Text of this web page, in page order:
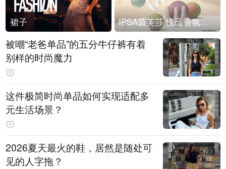
裙子 IPSA茵芙莎 悦己香氛凝露上市
被嘲“老爸单品”的五分牛仔裤有着
别样的时尚魔力
这件极简时尚单品如何实现适配多
元生活场景？
2026夏天最火的鞋，居然是随处可
见的人字拖？